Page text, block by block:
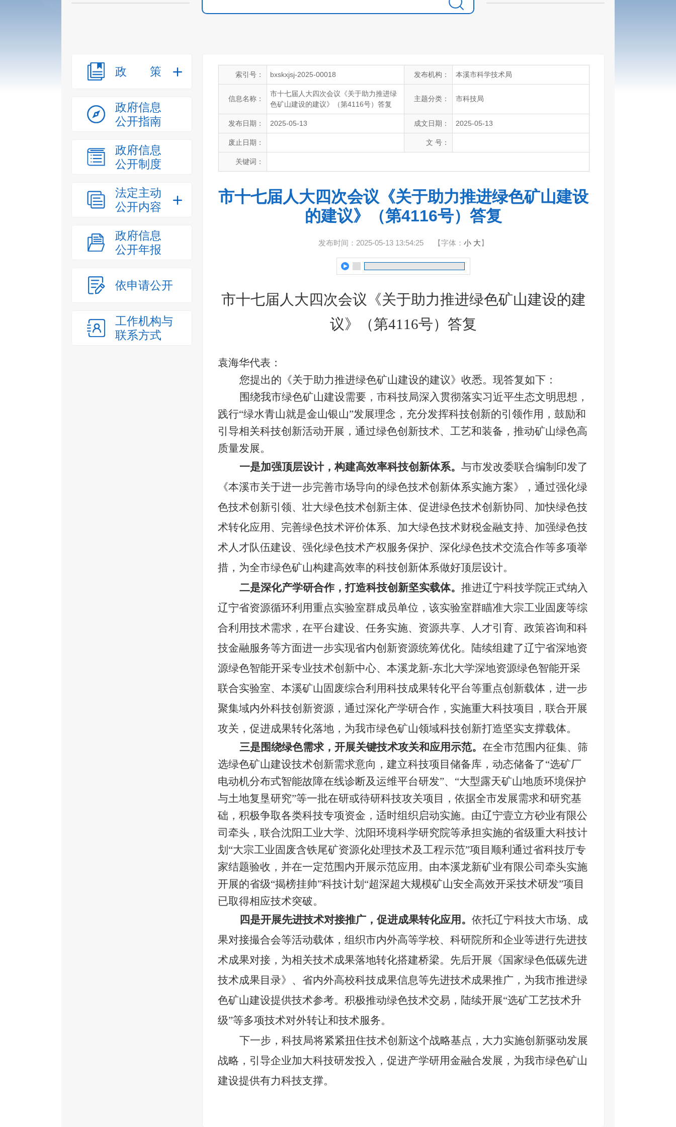
政策
政府信息
公开指南
政府信息
公开制度
法定主动
公开内容
政府信息
公开年报
依申请公开
工作机构与
联系方式
索引号： bxskxjsj-2025-00018 发布机构： 本溪市科学技术局
信息名称：
市十七届人大四次会议《关于助力推进绿
色矿山建设的建议》（第4116号）答复
主题分类： 市科技局
发布日期： 2025-05-13 成文日期： 2025-05-13
废止日期： 文 号：
关键词：
市十七届人大四次会议《关于助力推进绿色矿山建设
的建议》（第4116号）答复
发布时间：2025-05-13 13:54:25 【字体： 小 大】
市十七届人大四次会议 《关于助力推进绿色矿山建设的建
议》（第4116号） 答复
袁海华代表：
您提出的《关于助力推进绿色矿山建设的建议》收悉。现答复如下：
围绕我市绿色矿山建设需要，市科技局深入贯彻落实习近平生态文明思想，
践行“绿水青山就是金山银山”发展理念，充分发挥科技创新的引领作用，鼓励和
引导相关科技创新活动开展 ，通过绿色创新技术、工艺和装备，推动矿山绿色高
质量发展。
一是加强顶层设计，构建高效率科技创新体系。 与市发改委联合编制印发了
《本溪市关于进一步完善市场导向的绿色技术创新体系实施方案》，通过强化绿
色技术创新引领、壮大绿色技术创新主体、促进绿色技术创新协同、加快绿色技
术转化应用、完善绿色技术评价体系、加大绿色技术财税金融支持、加强绿色技
术人才队伍建设、强化绿色技术产权服务保护、深化绿色技术交流合作等多项举
措，为全市绿色矿山构建高效率的科技创新体系做好顶层设计。
二是深化产学研合作，打造科技创新坚实载体。 推进辽宁科技学院正式纳入
辽宁省资源循环利用重点实验室群成员单位，该实验室群瞄准大宗工业固废等综
合利用技术需求，在平台建设、任务实施、资源共享、人才引育、政策咨询和科
技金融服务等方面进一步实现省内创新资源统筹优化。 陆续组建了辽宁省深地资
源绿色智能开采专业技术创新中心、本溪龙新-东北大学深地资源绿色智能开采
联合实验室、本溪矿山固废综合利用科技成果转化平台等重点创新载体，进一步
聚集域内外科技创新资源，通过深化产学研合作，实施重大科技项目，联合开展
攻关，促进成果转化落地，为我市绿色矿山领域科技创新打造坚实支撑载体。
三是围绕绿色需求，开展关键技术攻关和应用示范。 在全市范围内征集、筛
选绿色矿山建设技术创新需求意向，建立科技项目储备库，动态储备了“选矿厂
电动机分布式智能故障在线诊断及运维平台研发”、“大型露天矿山地质环境保护
与土地复垦研究”等一批在研或待研科技攻关项目，依据全市发展需求和研究基
础，积极争取各类科技专项资金，适时组织启动实施。由辽宁壹立方砂业有限公
司牵头，联合沈阳工业大学、沈阳环境科学研究院等承担实施的省级重大科技计
划“大宗工业固废含铁尾矿资源化处理技术及工程示范”项目顺利通过省科技厅专
家结题验收，并在一定范围内开展示范应用。由本溪龙新矿业有限公司牵头实施
开展的省级“揭榜挂帅”科技计划“超深超大规模矿山安全高效开采技术研发”项目
已取得相应技术突破。
四是开展先进技术对接推广，促进成果转化应用。 依托辽宁科技大市场、成
果对接撮合会等活动载体，组织市内外高等学校、科研院所和企业等进行先进技
术成果对接，为相关技术成果落地转化搭建桥梁。先后开展《国家绿色低碳先进
技术成果目录》、省内外高校科技成果信息等先进技术成果推广，为我市推进绿
色矿山建设提供技术参考。积极推动绿色技术交易，陆续开展“选矿工艺技术升
级”等多项技术对外转让和技术服务。
下一步，科技局将紧紧扭住技术创新这个战略基点，大力实施创新驱动发展
战略，引导企业加大科技研发投入，促进产学研用金融合发展，为我市绿色矿山
建设提供有力科技支撑。